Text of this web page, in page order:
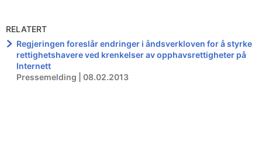
RELATERT
Regjeringen foreslår endringer i åndsverkloven for å styrke
rettighetshavere ved krenkelser av opphavsrettigheter på
Internett
Pressemelding | 08.02.2013